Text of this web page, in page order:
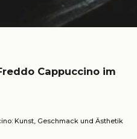
Cappuccino im
Kunst, Geschmack und Ästhetik